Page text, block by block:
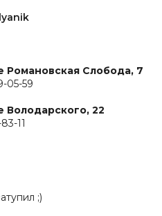
Романовская Слобода, 7
05-59
Володарского, 22
11
;)